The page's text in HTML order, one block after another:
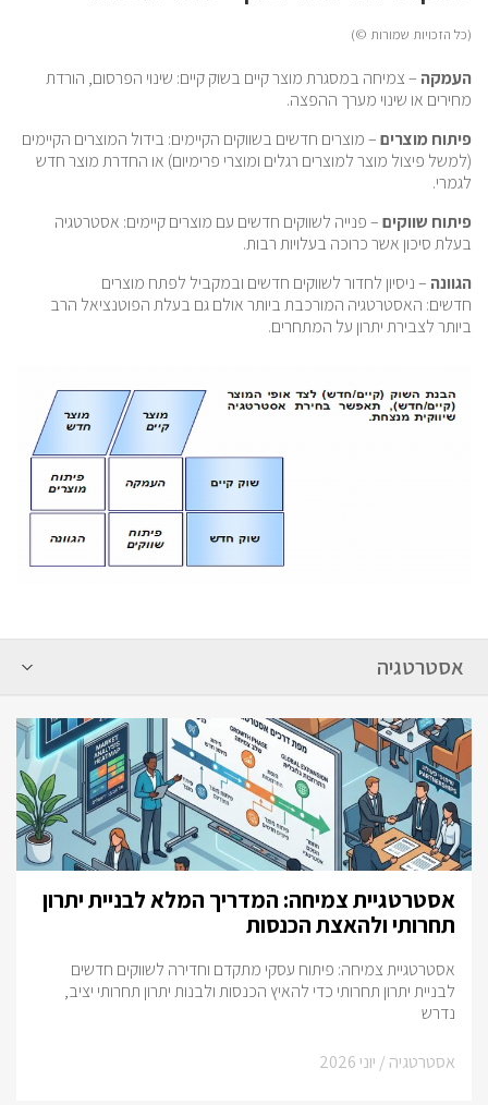
(כל הזכויות שמורות ©)
העמקה – צמיחה במסגרת מוצר קיים בשוק קיים: שינוי הפרסום, הורדת
מחירים או שינוי מערך ההפצה.
פיתוח מוצרים– מוצרים חדשים בשווקים הקיימים: בידול המוצרים הקיימים
(למשל פיצול מוצר למוצרים רגלים ומוצרי פרימיום) או החדרת מוצר חדש
לגמרי.
פיתוח שווקים– פנייה לשווקים חדשים עם מוצרים קיימים: אסטרטגיה
בעלת סיכון אשר כרוכה בעלויות רבות.
הגוונה – ניסיון לחדור לשווקים חדשים ובמקביל לפתח מוצרים
חדשים: האסטרטגיה המורכבת ביותר אולם גם בעלת הפוטנציאל הרב
ביותר לצבירת יתרון על המתחרים.
אסטרטגיית צמיחה: המדריך המלא לבניית יתרון
תחרותי ולהאצת הכנסות
אסטרטגיית צמיחה: פיתוח עסקי מתקדם וחדירה לשווקים חדשים
לבניית יתרון תחרותי כדי להאיץ הכנסות ולבנות יתרון תחרותי יציב,
נדרש
אסטרטגיה / יוני 2026